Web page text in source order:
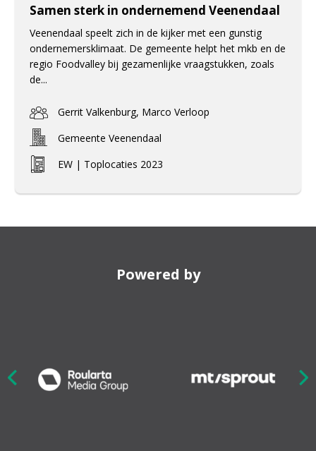
Samen sterk in ondernemend Veenendaal
Veenendaal speelt zich in de kijker met een gunstig
ondernemersklimaat. De gemeente helpt het mkb en de
regio Foodvalley bij gezamenlijke vraagstukken, zoals
de...
Gerrit Valkenburg, Marco Verloop
Gemeente Veenendaal
EW | Toplocaties 2023
Powered by